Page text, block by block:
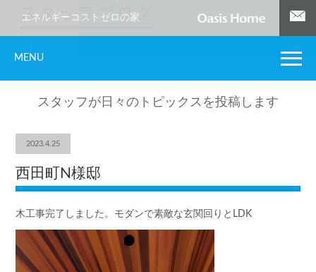
エネルギーコストゼロの家
MENU
スタッフブログ
スタッフが日々のトピックスを投稿します
2023.4.25
西田町N様邸
木工事完了しました。モダンで素敵な玄関回りとLDK